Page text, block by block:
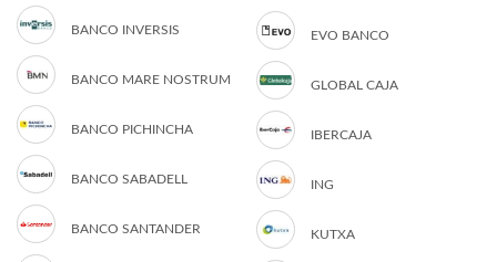
BANCO INVERSIS
BANCO MARE NOSTRUM
BANCO PICHINCHA
BANCO SABADELL
BANCO SANTANDER
EVO BANCO
GLOBAL CAJA
IBERCAJA
ING
KUTXA